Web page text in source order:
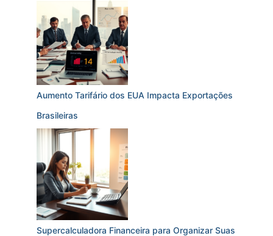
Aumento Tarifário dos EUA Impacta Exportações
Brasileiras
Supercalculadora Financeira para Organizar Suas